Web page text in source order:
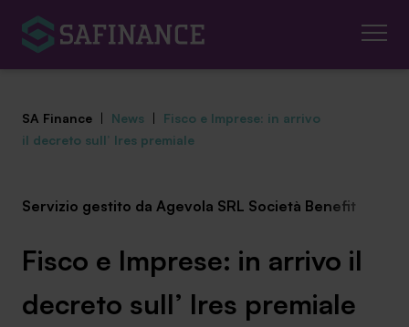
Mediazione Creditizia
Finanza Agevolata
Centro studi
SA Finance | News | Fisco e Imprese: in arrivo
il decreto sull’ Ires premiale
Servizio gestito da Agevola SRL Società Benefit
Fisco e Imprese: in arrivo il
decreto sull’ Ires premiale